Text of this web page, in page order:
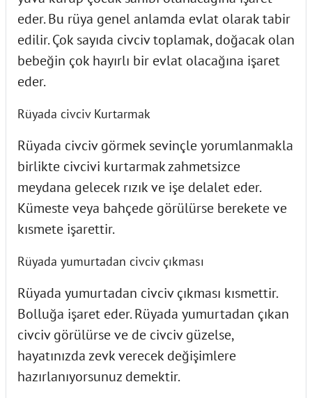
eder. Bu rüya genel anlamda evlat olarak tabir
edilir. Çok sayıda civciv toplamak, doğacak olan
bebeğin çok hayırlı bir evlat olacağına işaret
eder.
Rüyada civciv Kurtarmak
Rüyada civciv görmek sevinçle yorumlanmakla
birlikte civcivi kurtarmak zahmetsizce
meydana gelecek rızık ve işe delalet eder.
Kümeste veya bahçede görülürse berekete ve
kısmete işarettir.
Rüyada yumurtadan civciv çıkması
Rüyada yumurtadan civciv çıkması kısmettir.
Bolluğa işaret eder. Rüyada yumurtadan çıkan
civciv görülürse ve de civciv güzelse,
hayatınızda zevk verecek değişimlere
hazırlanıyorsunuz demektir.